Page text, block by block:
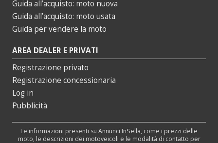
Guida all’acquisto: moto nuova
Guida all’acquisto: moto usata
Guida per vendere la moto
AREA DEALER E PRIVATI
Registrazione privato
Registrazione concessionaria
Log in
Pubblicità
Le informazioni presenti su Annunci InSella, come i prezzi delle
moto, le descrizioni dei motoveicoli e le modalità di contatto per